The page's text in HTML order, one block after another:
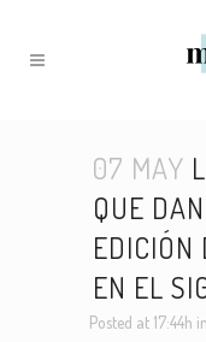
07 MAY
QUE
EDICIÓN
EN EL
Posted at 17:44h in